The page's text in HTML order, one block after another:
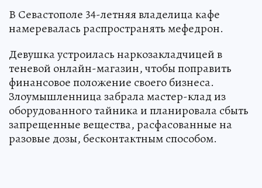
В Севастополе 34-летняя владелица кафе
намеревалась распространять мефедрон.
Девушка устроилась наркозакладчицей в
теневой онлайн-магазин, чтобы поправить
финансовое положение своего бизнеса.
Злоумышленница забрала мастер-клад из
оборудованного тайника и планировала сбыть
запрещенные вещества, расфасованные на
разовые дозы, бесконтактным способом.